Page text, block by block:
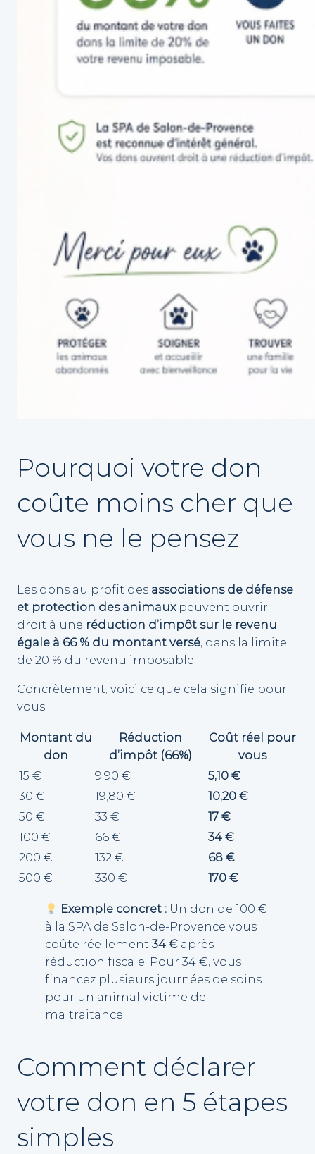
Pourquoi votre don
coûte moins cher que
vous ne le pensez
Les dons au profit des associations de défense
et protection des animauxpeuvent ouvrir
droit à une réduction d’impôt sur le revenu
égale à 66 % du montant versé, dans la limite
de 20 % du revenu imposable.
Concrètement, voici ce que cela signifie pour
vous :
Montant du
don
Réduction
d’impôt (66%)
Coût réel pour
vous
15 €
9,90 €
5,10 €
30 €
19,80 €
10,20 €
50 €
33 €
17 €
100 €
66 €
34 €
200 €
132 €
68 €
500 €
330 € 170 €
Exemple concret : Un don de 100 €
à la SPA de Salon-de-Provence vous
coûte réellement 34 € après
réduction fiscale. Pour 34 €, vous
financez plusieurs journées de soins
pour un animal victime de
maltraitance.
Comment déclarer
votre don en 5 étapes
simples